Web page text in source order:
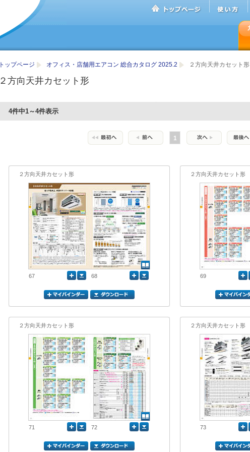
トップページ オフィス・店舗用エアコン 総合カタログ 2025.2 ２方向天井カセット形
２方向天井カセット形
4件中1～4件表示
1
２方向天井カセット形
67 68
２方向天井カセット形
69
２方向天井カセット形
71 72
２方向天井カセット形
73